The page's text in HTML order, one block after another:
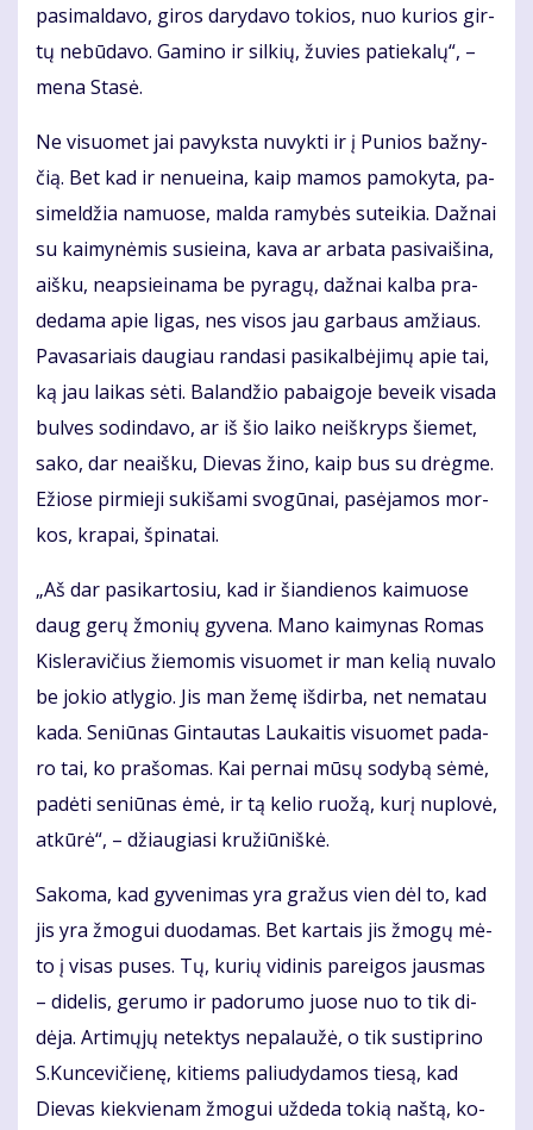
pa­si­mal­da­vo, gi­ros da­ry­da­vo to­kios, nuo ku­rios gir­
tų ne­bū­da­vo. Ga­mi­no ir sil­kių, žu­vies pa­tie­ka­lų“, –
me­na Sta­sė.
Ne vi­suo­met jai pa­vyks­ta nu­vyk­ti ir į Pu­nios baž­ny­
čią. Bet kad ir ne­nu­ei­na, kaip ma­mos pa­mo­ky­ta, pa­
si­mel­džia na­muo­se, mal­da ra­my­bės su­tei­kia. Daž­nai
su kai­my­nė­mis su­si­ei­na, ka­va ar ar­ba­ta pa­si­vai­ši­na,
aiš­ku, neap­si­ei­na­ma be py­ra­gų, daž­nai kal­ba pra­
de­da­ma apie li­gas, nes vi­sos jau gar­baus am­žiaus.
Pa­va­sa­riais dau­giau ran­da­si pa­si­kal­bė­ji­mų apie tai,
ką jau lai­kas sė­ti. Ba­lan­džio pa­bai­go­je be­veik vi­sa­da
bul­ves so­din­da­vo, ar iš šio lai­ko ne­iš­kryps šie­met,
sa­ko, dar ne­aiš­ku, Die­vas ži­no, kaip bus su drėg­me.
Ežio­se pir­mie­ji su­ki­ša­mi svo­gū­nai, pa­sė­ja­mos mor­
kos, kra­pai, špi­na­tai.
„Aš dar pa­si­kar­to­siu, kad ir šian­die­nos kai­muo­se
daug ge­rų žmo­nių gy­ve­na. Ma­no kai­my­nas Ro­mas
Kis­le­ra­vi­čius žie­mo­mis vi­suo­met ir man ke­lią nu­va­lo
be jo­kio at­ly­gio. Jis man že­mę iš­dir­ba, net ne­ma­tau
ka­da. Se­niū­nas Gin­tau­tas Lau­kai­tis vi­suo­met pa­da­
ro tai, ko pra­šo­mas. Kai per­nai mū­sų so­dy­bą sė­mė,
pa­dė­ti se­niū­nas ėmė, ir tą ke­lio ruo­žą, ku­rį nu­plo­vė,
at­kū­rė“, – džiau­gia­si kru­žiū­niš­kė.
Sa­ko­ma, kad gy­ve­ni­mas yra gra­žus vien dėl to, kad
jis yra žmo­gui duo­da­mas. Bet kar­tais jis žmo­gų mė­
to į vi­sas pu­ses. Tų, ku­rių vi­di­nis pa­rei­gos jaus­mas
– di­de­lis, ge­ru­mo ir pa­do­ru­mo juo­se nuo to tik di­
dė­ja. Ar­ti­mų­jų ne­tek­tys ne­pa­lau­žė, o tik su­stip­ri­no
S.Kun­ce­vi­čie­nę, ki­tiems pa­liu­dy­da­mos tie­są, kad
Die­vas kiek­vie­nam žmo­gui už­de­da to­kią naš­tą, ko­